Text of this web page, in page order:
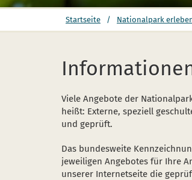
sich
Startseite / Nationalpark
Viele Angebote der
heißt: Externe, speziell
und geprüft.
Das bundesweite
jeweiligen Angebotes für Ihre
unserer Internetseite die